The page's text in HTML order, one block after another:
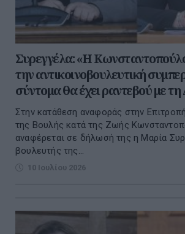
Συρεγγέλα: «Η
την αντικοινοβουλευτική
σύντομα θα έχει ραντεβού με τη
Στην κατάθεση αναφοράς στην
της Βουλής κατά της Ζωής
αναφέρεται σε δήλωσή της η Μαρία
βουλευτής της...
10 Ιουλίου 2026